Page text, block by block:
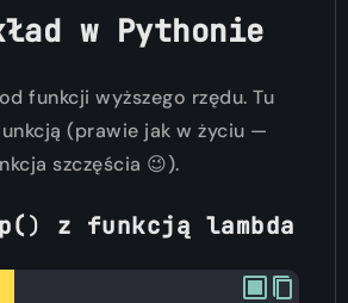
w Pythonie
funkcji wyższego rzędu. Tu
(prawie jak w życiu —
szczęścia 😉).
) z funkcją lambda